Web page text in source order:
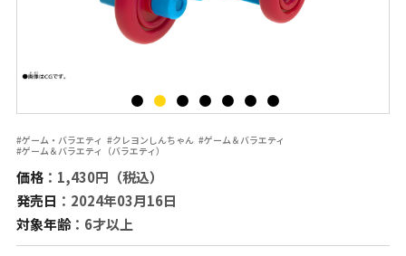
#ゲーム・バラエティ #クレヨンしんちゃん #ゲーム＆バラエティ
#ゲーム＆バラエティ（バラエティ）
価格：1,430円（税込）
発売日 ：2024年03月16日
対象年齢：6才以上